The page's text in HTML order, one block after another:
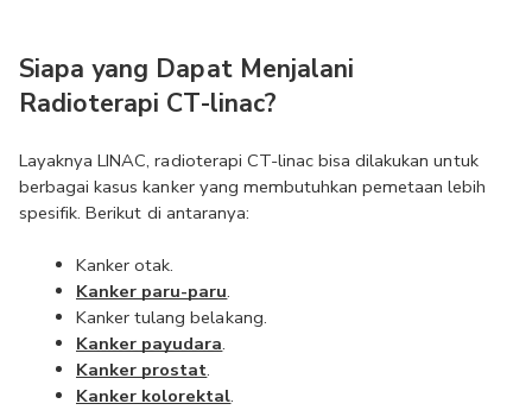
Siapa yang Dapat Menjalani
Radioterapi CT-linac?
Layaknya LINAC, radioterapi CT-linac bisa dilakukan untuk
berbagai kasus kanker yang membutuhkan pemetaan lebih
spesifik. Berikut di antaranya:
Kanker otak.
Kanker paru-paru.
Kanker tulang belakang.
Kanker payudara.
Kanker prostat.
Kanker kolorektal.